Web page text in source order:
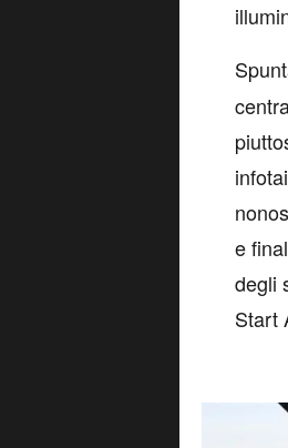
e
degli
Start